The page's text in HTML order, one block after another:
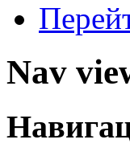
Nav